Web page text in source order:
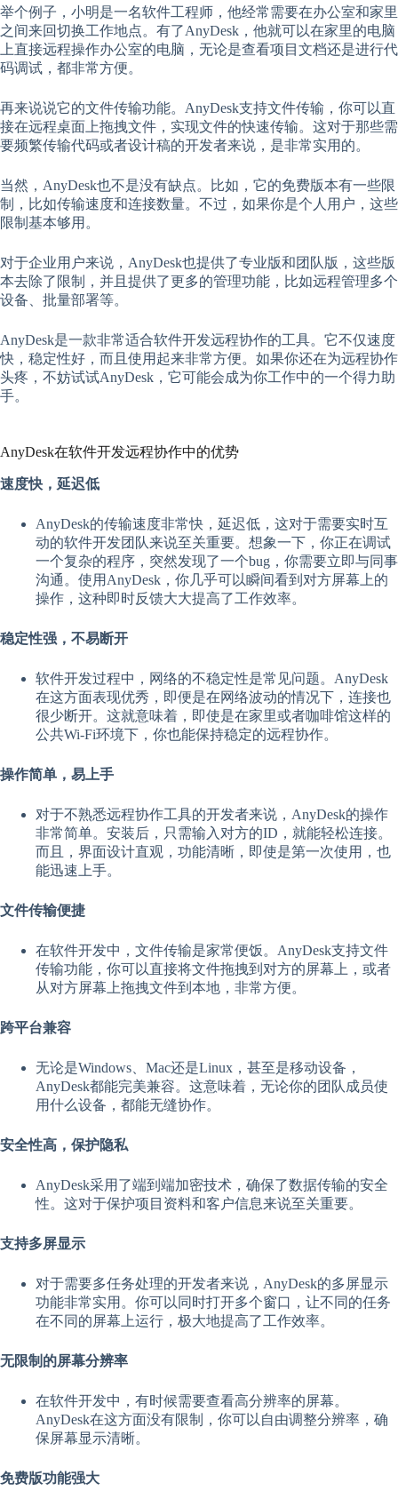
举个例子，小明是一名软件工程师，他经常需要在办公室和家里
之间来回切换工作地点。有了AnyDesk，他就可以在家里的电脑
上直接远程操作办公室的电脑，无论是查看项目文档还是进行代
码调试，都非常方便。
再来说说它的文件传输功能。AnyDesk支持文件传输，你可以直
接在远程桌面上拖拽文件，实现文件的快速传输。这对于那些需
要频繁传输代码或者设计稿的开发者来说，是非常实用的。
当然，AnyDesk也不是没有缺点。比如，它的免费版本有一些限
制，比如传输速度和连接数量。不过，如果你是个人用户，这些
限制基本够用。
对于企业用户来说，AnyDesk也提供了专业版和团队版，这些版
本去除了限制，并且提供了更多的管理功能，比如远程管理多个
设备、批量部署等。
AnyDesk是一款非常适合软件开发远程协作的工具。它不仅速度
快，稳定性好，而且使用起来非常方便。如果你还在为远程协作
头疼，不妨试试AnyDesk，它可能会成为你工作中的一个得力助
手。
AnyDesk在软件开发远程协作中的优势
速度快，延迟低
AnyDesk的传输速度非常快，延迟低，这对于需要实时互
动的软件开发团队来说至关重要。想象一下，你正在调试
一个复杂的程序，突然发现了一个bug，你需要立即与同事
沟通。使用AnyDesk，你几乎可以瞬间看到对方屏幕上的
操作，这种即时反馈大大提高了工作效率。
稳定性强，不易断开
软件开发过程中，网络的不稳定性是常见问题。AnyDesk
在这方面表现优秀，即便是在网络波动的情况下，连接也
很少断开。这就意味着，即使是在家里或者咖啡馆这样的
公共Wi-Fi环境下，你也能保持稳定的远程协作。
操作简单，易上手
对于不熟悉远程协作工具的开发者来说，AnyDesk的操作
非常简单。安装后，只需输入对方的ID，就能轻松连接。
而且，界面设计直观，功能清晰，即使是第一次使用，也
能迅速上手。
文件传输便捷
在软件开发中，文件传输是家常便饭。AnyDesk支持文件
传输功能，你可以直接将文件拖拽到对方的屏幕上，或者
从对方屏幕上拖拽文件到本地，非常方便。
跨平台兼容
无论是Windows、Mac还是Linux，甚至是移动设备，
AnyDesk都能完美兼容。这意味着，无论你的团队成员使
用什么设备，都能无缝协作。
安全性高，保护隐私
AnyDesk采用了端到端加密技术，确保了数据传输的安全
性。这对于保护项目资料和客户信息来说至关重要。
支持多屏显示
对于需要多任务处理的开发者来说，AnyDesk的多屏显示
功能非常实用。你可以同时打开多个窗口，让不同的任务
在不同的屏幕上运行，极大地提高了工作效率。
无限制的屏幕分辨率
在软件开发中，有时候需要查看高分辨率的屏幕。
AnyDesk在这方面没有限制，你可以自由调整分辨率，确
保屏幕显示清晰。
免费版功能强大